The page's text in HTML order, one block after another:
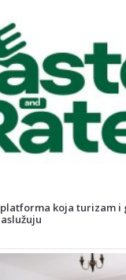
koja turizam i